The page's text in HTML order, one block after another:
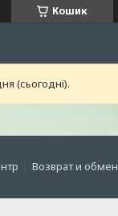
Кошик
(сьогодні).
Возврат и обмен